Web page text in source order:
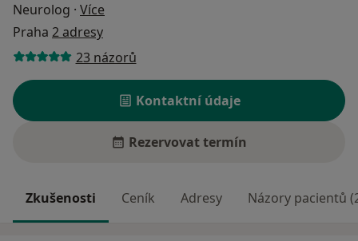
Neurolog · Více
Praha 2 adresy
23 názorů
Kontaktní údaje
Rezervovat termín
Zkušenosti Ceník Adresy Názory pacientů